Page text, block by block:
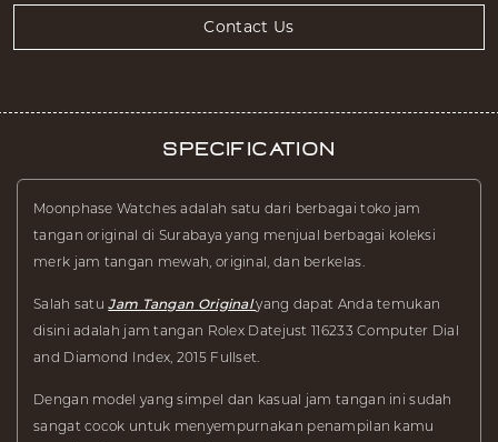
Contact Us
Specification
Moonphase Watches adalah satu dari berbagai toko jam
tangan original di Surabaya yang menjual berbagai koleksi
merk jam tangan mewah, original, dan berkelas.
Salah satuJam Tangan Originalyang dapat Anda temukan
disini adalah jam tangan Rolex Datejust 116233 Computer Dial
and Diamond Index, 2015 Fullset.
Dengan model yang simpel dan kasual jam tangan ini sudah
sangat cocok untuk menyempurnakan penampilan kamu